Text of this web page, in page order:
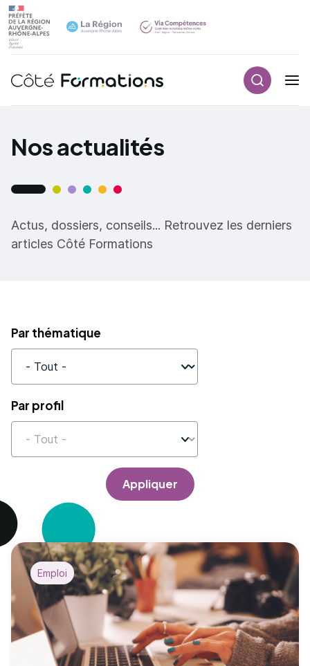
Aller au contenu principal
Navigation principale
Aller au contenu principal
Nos actualités
Actus, dossiers, conseils... Retrouvez les derniers
articles Côté Formations
Par thématique
Par profil
Appliquer
Emploi